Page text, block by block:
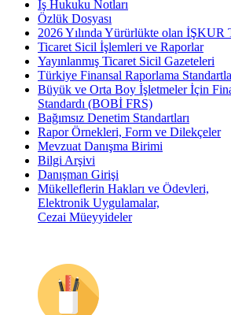
İş Hukuku Notları
Özlük Dosyası
2026 Yılında Yürürlükte olan İŞKUR
Ticaret Sicil İşlemleri ve Raporlar
Yayınlanmış Ticaret Sicil Gazeteleri
Türkiye Finansal Raporlama
Büyük ve Orta Boy İşletmeler İçin
Standardı (BOBİ FRS)
Bağımsız Denetim Standartları
Rapor Örnekleri, Form ve Dilekçeler
Mevzuat Danışma Birimi
Bilgi Arşivi
Danışman Girişi
Mükelleflerin Hakları ve Ödevleri,
Elektronik Uygulamalar,
Cezai Müeyyideler